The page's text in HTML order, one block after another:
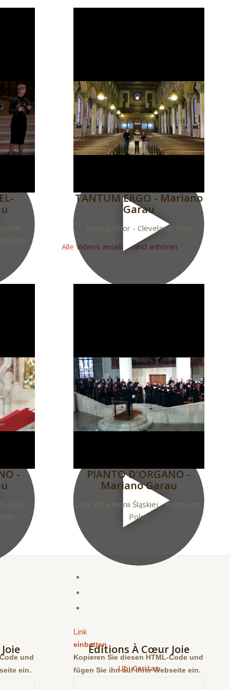
und
ein.
Link
einbetten
Kopieren Sie diesen HTML-Code und
fügen Sie ihn auf Ihrer Webseite ein.
TANTUM ERGO - Mariano
Garau
Beatus-Chor - Cleveland, Ohio
und
ein.
-
Carli,
Link
einbetten
Kopieren Sie diesen HTML-Code und
fügen Sie ihn auf Ihrer Webseite ein.
PIANTO D'ORGANO -
Mariano Garau
Chór Filharmonii Śląskiej - Kattowitz,
Polen
Alle Videos ansehen und anhören
Éditions À Cœur Joie
Ubi Caritas